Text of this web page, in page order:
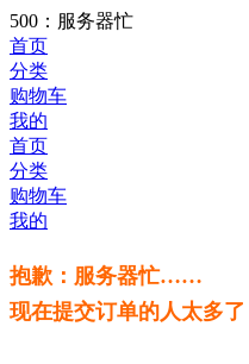
500：服务器忙
首页
分类
购物车
我的
首页
分类
购物车
我的
抱歉：服务器忙……
现在提交订单的人太多了